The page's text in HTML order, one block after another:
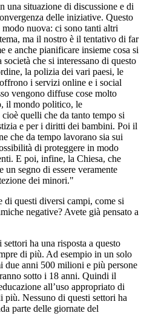
una situazione di discussione e di
delle iniziative. Questo
modo nuova: ci sono tanti altri
ma il nostro è il tentativo di far
e anche pianificare insieme cosa si
che si interessano di questo
la polizia dei vari paesi, le
i servizi online e i social
vengono diffuse cose molto
il mondo politico, le
quelli che da tanto tempo si
e per i diritti dei bambini. Poi il
che da tempo lavorano sia sui
di proteggere in modo
E poi, infine, la Chiesa, che
segno di essere veramente
dei minori."
di questi diversi campi, come si
negative? Avete già pensato a
ha una risposta a questo
di più. Ad esempio in un solo
due anni 500 milioni e più persone
sotto i 18 anni. Quindi il
all’uso appropriato di
più. Nessuno di questi settori ha
parte delle giornate del